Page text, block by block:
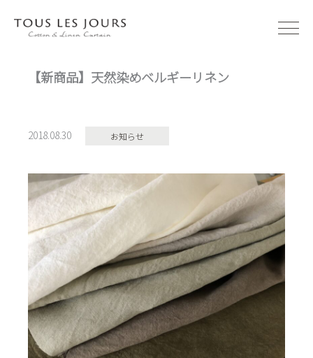
【新商品】天然染めベルギーリネン
2018.08.30 お知らせ